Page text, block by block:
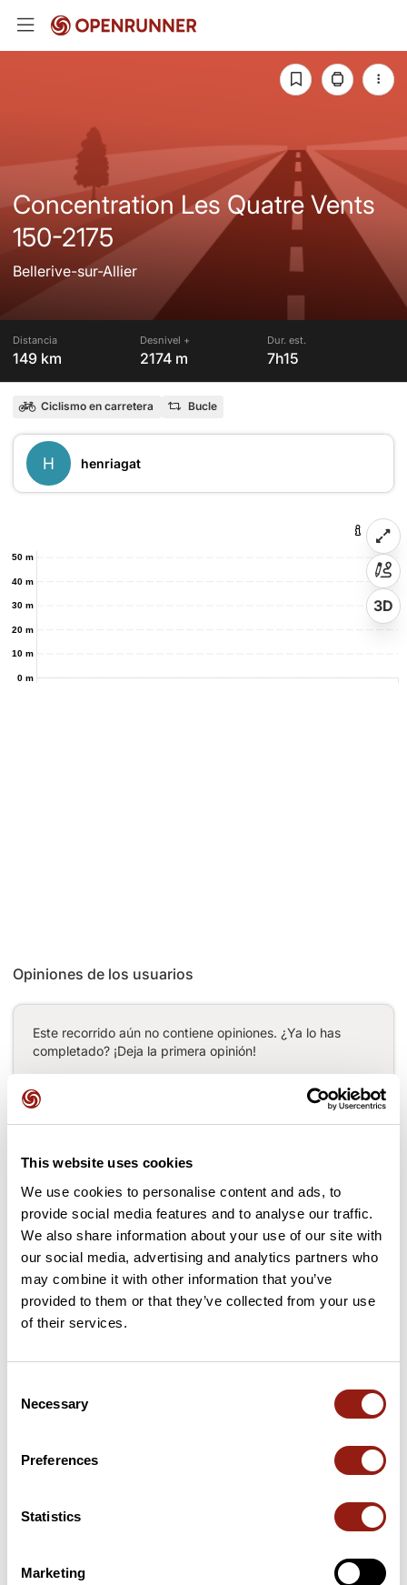
This website uses cookies
We use cookies to personalise content and ads, to
provide social media features and to analyse our traffic.
We also share information about your use of our site with
our social media, advertising and analytics partners who
may combine it with other information that you’ve
provided to them or that they’ve collected from your use
of their services.
Selection
Necessary
Preferences
Statistics
Marketing
Concentration Les Quatre Vents
150-2175
Bellerive-sur-Allier
Distancia
149 km
Desnivel +
2174 m
Dur. est.
7h15
Ciclismo en carretera Bucle
H henriagat
0 m
10 m
20 m
30 m
40 m
50 m
3D
Opiniones de los usuarios
Este recorrido aún no contiene opiniones. ¿Ya lo has
completado? ¡Deja la primera opinión!
Añadir una opinión
Puertos a lo largo de la ruta
36 km Col de la Plantade 871 m
57 km Col du Frissonet 701 m
Resumen
Descubre este recorrido de bicicleta de 149 km cerca de
por carreteras. Presenta un desnivel acumulado de más de
2170m. Calcula unas 7 horas y 15 minutos para completar esta